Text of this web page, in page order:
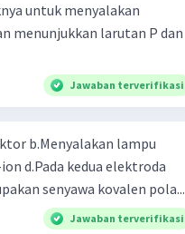
untuk menyalakan
menunjukkan larutan P dan
Jawaban terverifikasi
gelembung gas e.Merupakan senyawa kovalen pola...
Jawaban terverifikasi